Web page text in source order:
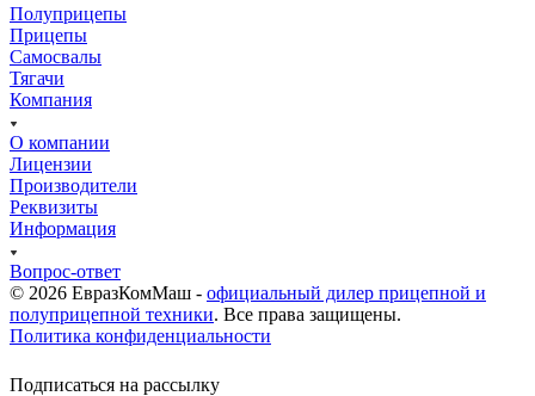
Полуприцепы
Прицепы
Самосвалы
Тягачи
Компания
О компании
Лицензии
Производители
Реквизиты
Информация
Вопрос-ответ
© 2026 ЕвразКомМаш - официальный дилер прицепной и
полуприцепной техники. Все права защищены.
Политика конфиденциальности
Подписаться на рассылку